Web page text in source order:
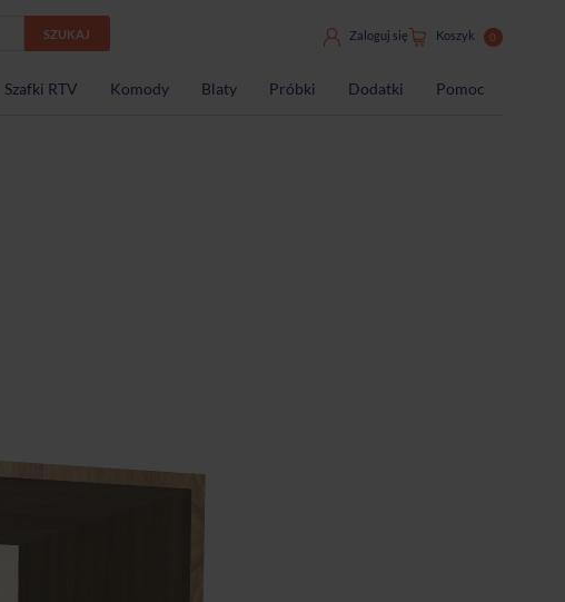
SZUKAJ Zaloguj się Koszyk 0
Szafki RTV Komody Blaty Próbki Dodatki Pomoc